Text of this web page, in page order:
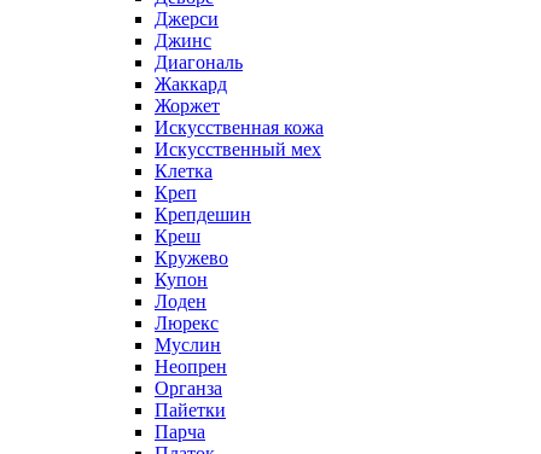
Джерси
Джинс
Диагональ
Жаккард
Жоржет
Искусственная кожа
Искусственный мех
Клетка
Креп
Крепдешин
Креш
Кружево
Купон
Лоден
Люрекс
Муслин
Неопрен
Органза
Пайетки
Парча